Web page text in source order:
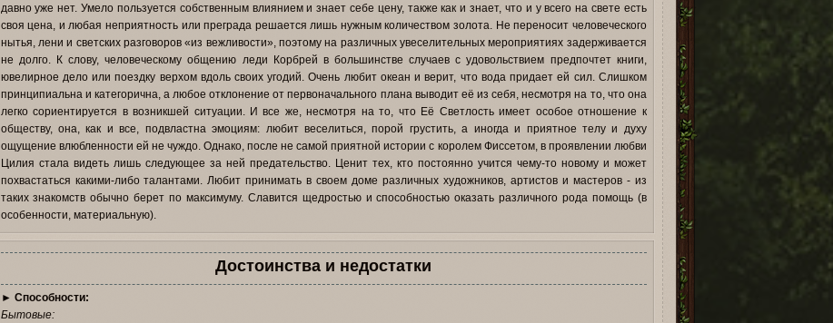
давно уже нет. Умело пользуется собственным влиянием и знает себе цену, также как и знает, что и у всего на свете есть
своя цена, и любая неприятность или преграда решается лишь нужным количеством золота. Не переносит человеческого
нытья, лени и светских разговоров «из вежливости», поэтому на различных увеселительных мероприятиях задерживается
не долго. К слову, человеческому общению леди Корбрей в большинстве случаев с удовольствием предпочтет книги,
ювелирное дело или поездку верхом вдоль своих угодий. Очень любит океан и верит, что вода придает ей сил. Слишком
принципиальна и категорична, а любое отклонение от первоначального плана выводит её из себя, несмотря на то, что она
легко сориентируется в возникшей ситуации. И все же, несмотря на то, что Её Светлость имеет особое отношение к
обществу, она, как и все, подвластна эмоциям: любит веселиться, порой грустить, а иногда и приятное телу и духу
ощущение влюбленности ей не чуждо. Однако, после не самой приятной истории с королем Фиссетом, в проявлении любви
Цилия стала видеть лишь следующее за ней предательство. Ценит тех, кто постоянно учится чему-то новому и может
похвастаться какими-либо талантами. Любит принимать в своем доме различных художников, артистов и мастеров - из
таких знакомств обычно берет по максимуму. Славится щедростью и способностью оказать различного рода помощь (в
особенности, материальную).
Достоинства и недостатки
► Способности:
Бытовые: